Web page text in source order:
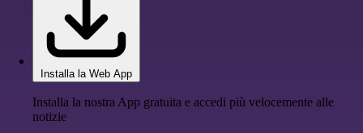
Installa la Web App
Installa la nostra App gratuita e accedi più velocemente alle
notizie